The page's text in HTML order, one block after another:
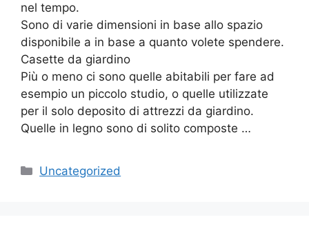
nel tempo.
Sono di varie dimensioni in base allo spazio
disponibile a in base a quanto volete spendere.
Casette da giardino
Più o meno ci sono quelle abitabili per fare ad
esempio un piccolo studio, o quelle utilizzate
per il solo deposito di attrezzi da giardino.
Quelle in legno sono di solito composte …
Categorie
Uncategorized